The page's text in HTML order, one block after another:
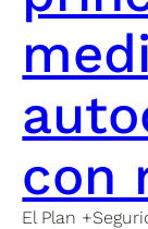
con
El Plan